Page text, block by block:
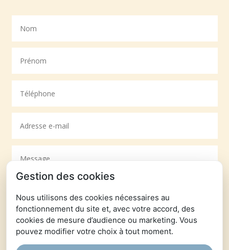
Gestion des cookies
Nous utilisons des cookies nécessaires au
fonctionnement du site et, avec votre accord, des
cookies de mesure d’audience ou marketing. Vous
pouvez modifier votre choix à tout moment.